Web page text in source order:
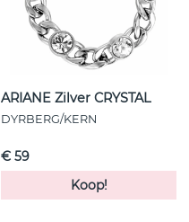
ARIANE Zilver CRYSTAL
DYRBERG/KERN
€ 59
Koop!